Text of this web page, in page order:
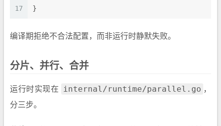
17
}
编译期拒绝不合法配置，而非运行时静默失败。
分片、并行、合并
运行时实现在 internal/runtime/parallel.go ，
分三步。